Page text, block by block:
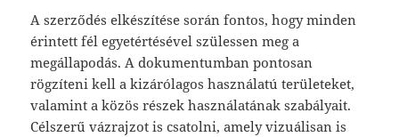
A szerződés elkészítése során fontos, hogy minden
érintett fél egyetértésével szülessen meg a
megállapodás. A dokumentumban pontosan
rögzíteni kell a kizárólagos használatú területeket,
valamint a közös részek használatának szabályait.
Célszerű vázrajzot is csatolni, amely vizuálisan is